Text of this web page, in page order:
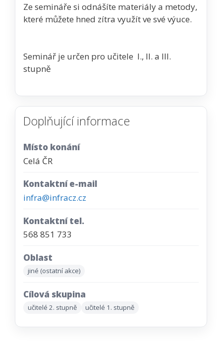
Ze semináře si odnášíte materiály a metody,
které můžete hned zítra využít ve své výuce.
Seminář je určen pro učitele I., II. a III.
stupně
Doplňující informace
Místo konání
Celá ČR
Kontaktní e-mail
infra@infracz.cz
Kontaktní tel.
568 851 733
Oblast
jiné (ostatní akce)
Cílová skupina
učitelé 2. stupně učitelé 1. stupně